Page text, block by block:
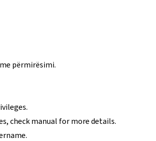
përmirësimi.
check manual for more details.